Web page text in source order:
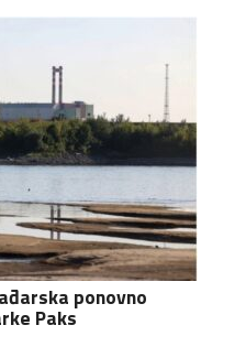
ponovno
Paks